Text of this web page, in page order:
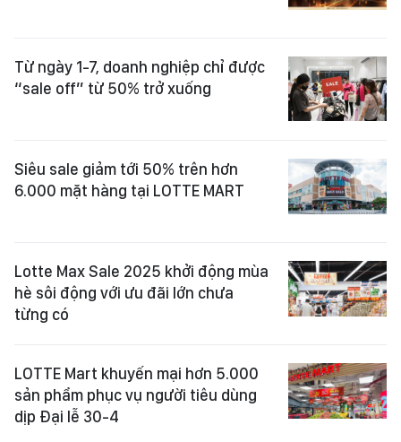
Từ ngày 1-7, doanh nghiệp chỉ được
“sale off” từ 50% trở xuống
Siêu sale giảm tới 50% trên hơn
6.000 mặt hàng tại LOTTE MART
Lotte Max Sale 2025 khởi động mùa
hè sôi động với ưu đãi lớn chưa
từng có
LOTTE Mart khuyến mại hơn 5.000
sản phẩm phục vụ người tiêu dùng
dịp Đại lễ 30-4